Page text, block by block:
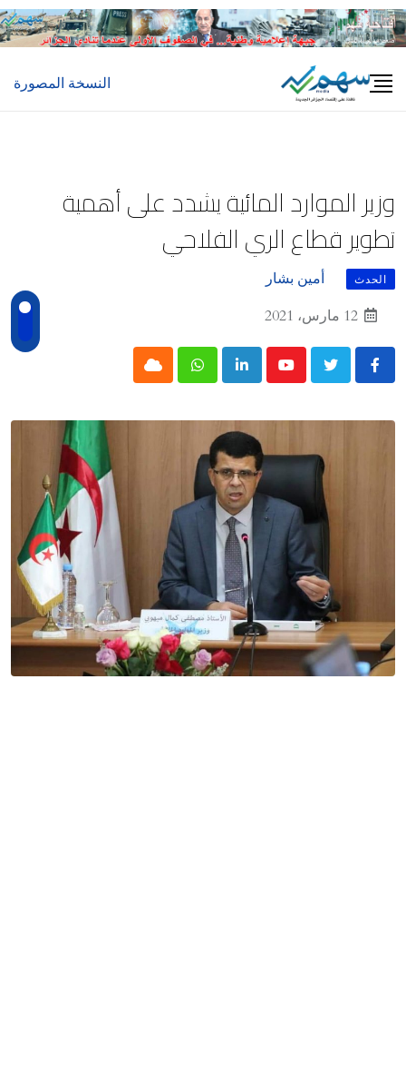
Skip
to
النسخة المصورة
وزير الموارد المائية يشدد على أهمية
تطوير قطاع الري الفلاحي
الحدث
أمين بشار
12 مارس، 2021
Youtube
LinkedIn
Whatsapp
Cloud